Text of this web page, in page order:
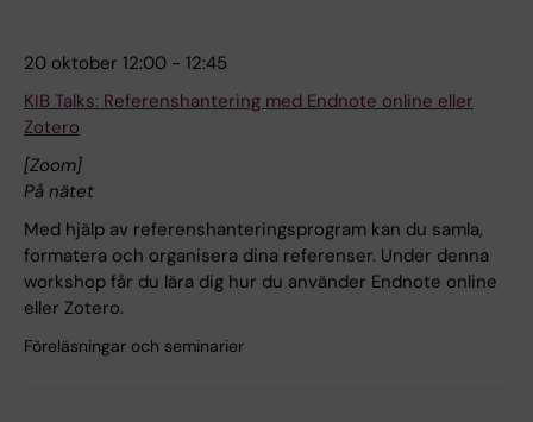
20 oktober 12:00 - 12:45
KIB Talks: Referenshantering med Endnote online eller
Zotero
[Zoom]
På nätet
Med hjälp av referenshanteringsprogram kan du samla,
formatera och organisera dina referenser. Under denna
workshop får du lära dig hur du använder Endnote online
eller Zotero.
Föreläsningar och seminarier